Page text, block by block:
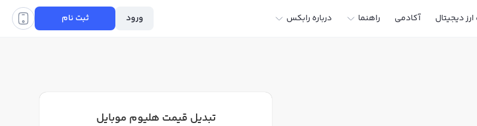
دیجیتال آکادمی راهنما درباره رابکس ورود ثبت نام
تبدیل قیمت هلیوم موبایل